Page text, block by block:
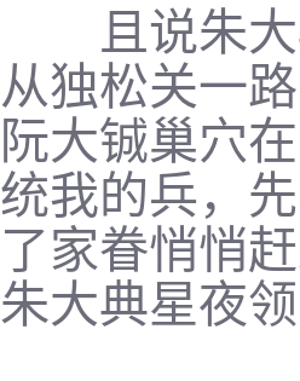
且说朱大
从独松关一
阮大铖巢穴
统我的兵，
了家眷悄悄
朱大典星夜